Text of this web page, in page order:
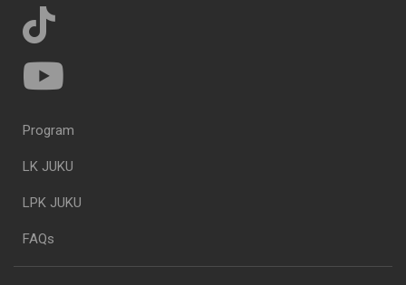
Program
LK JUKU
LPK JUKU
FAQs